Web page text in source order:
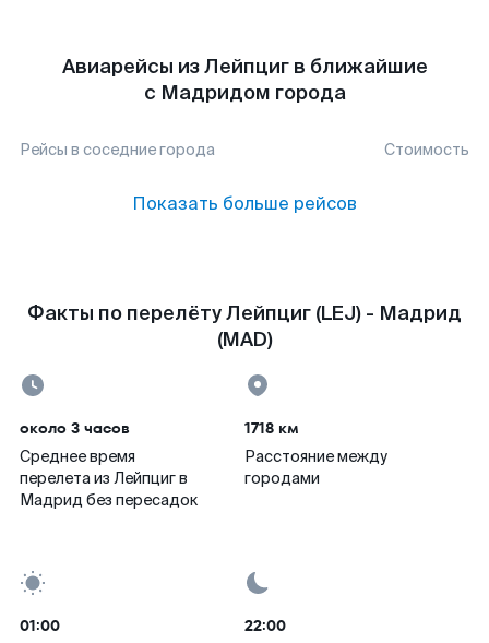
Авиарейсы из Лейпциг в ближайшие
с Мадридом города
Рейсы в соседние города Стоимость
Показать больше рейсов
Факты по перелёту Лейпциг (LEJ) - Мадрид
(MAD)
около 3 часов
Среднее время
перелета из Лейпциг в
Мадрид без пересадок
1718 км
Расстояние между
городами
01:00 22:00